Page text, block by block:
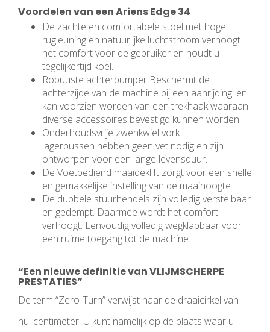
Voordelen van een Ariens Edge 34
De zachte en comfortabele stoel met hoge
rugleuning en natuurlijke luchtstroom verhoogt
het comfort voor de gebruiker en houdt u
tegelijkertijd koel.
Robuuste achterbumper Beschermt de
achterzijde van de machine bij een aanrijding. en
kan voorzien worden van een trekhaak waaraan
diverse accessoires bevestigd kunnen worden.
Onderhoudsvrije zwenkwiel vork
lagerbussen hebben geen vet nodig en zijn
ontworpen voor een lange levensduur.
De Voetbediend maaideklift zorgt voor een snelle
en gemakkelijke instelling van de maaihoogte.
De dubbele stuurhendels zijn volledig verstelbaar
en gedempt. Daarmee wordt het comfort
verhoogt. Eenvoudig volledig wegklapbaar voor
een ruime toegang tot de machine.
“Een nieuwe definitie van VLIJMSCHERPE
PRESTATIES”
De term “Zero-Turn” verwijst naar de draaicirkel van
nul centimeter. U kunt namelijk op de plaats waar u